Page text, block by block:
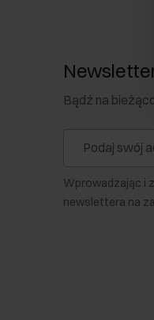
Bądź na
Wprowadzając i
newslettera na